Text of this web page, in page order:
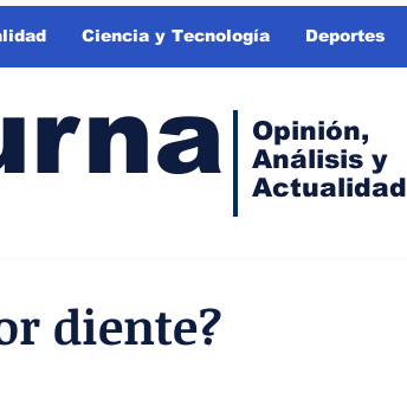
Ciencia y Tecnología Deportes
Opinión,
Análisis y
Actualidad
diente?